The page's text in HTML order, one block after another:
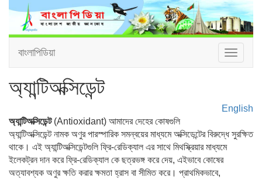
Toggle
বাংলাপিডিয়া
অ্যান্টিঅক্সিডেন্ট
English
অ্যান্টিঅক্সিডেন্ট(Antioxidant) আমাদের দেহের কোষগুলি
অ্যান্টিঅক্সিডেন্ট নামক অণুর পারস্পারিক সমন্বয়ের মাধ্যমে অক্সিডেন্টের বিরুদ্ধে সুরক্ষিত
থাকে। এই অ্যান্টিঅক্সিডেন্টগুলি ফ্রি-রেডিক্যাল এর সাথে মিথস্ক্রিয়ার মাধ্যমে
ইলেকট্রন দান করে ফ্রি-রেডিক্যাল কে ছত্রভঙ্গ করে দেয়, এইভাবে কোষের
অত্যাবশ্যক অণুর ক্ষতি করার ক্ষমতা হ্রাস বা সীমিত করে। প্রাথমিকভাবে,